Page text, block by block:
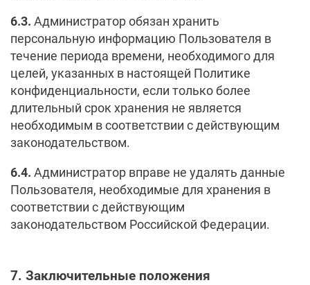
6.3. Администратор обязан хранить
персональную информацию Пользователя в
течение периода времени, необходимого для
целей, указанных в настоящей Политике
конфиденциальности, если только более
длительный срок хранения не является
необходимым в соответствии с действующим
законодательством.
6.4. Администратор вправе не удалять данные
Пользователя, необходимые для хранения в
соответствии с действующим
законодательством Российской Федерации.
7. Заключительные положения